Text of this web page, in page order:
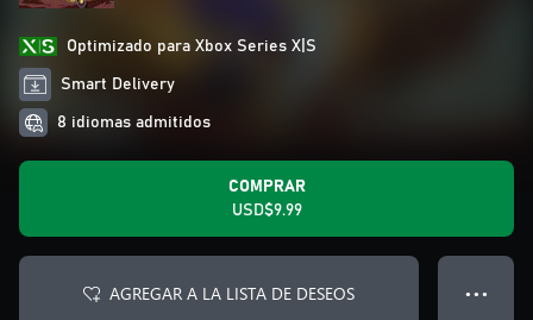
Optimizado para Xbox Series X|S
Smart Delivery
8 idiomas admitidos
COMPRAR
USD$9.99
AGREGAR A LA LISTA DE DESEOS ● ● ●